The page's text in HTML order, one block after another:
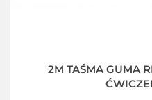
2M TAŚMA GUMA